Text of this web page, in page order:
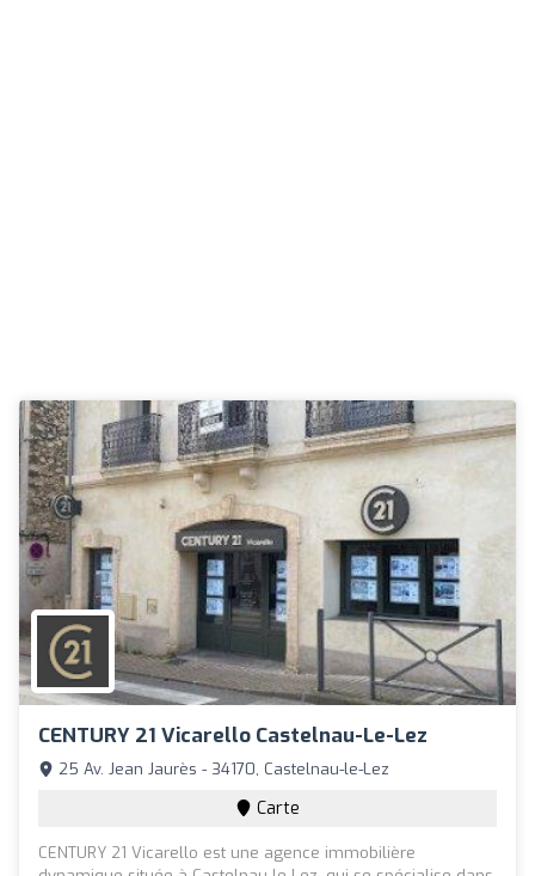
CENTURY 21 Vicarello Castelnau-Le-Lez
25 Av. Jean Jaurès - 34170, Castelnau-le-Lez
Carte
CENTURY 21 Vicarello est une agence immobilière